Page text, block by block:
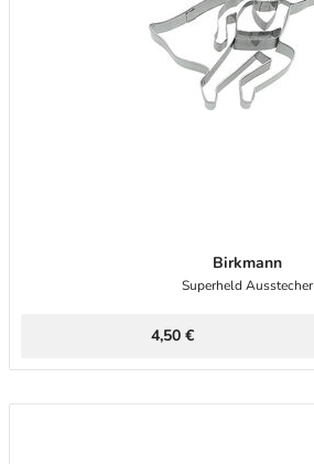
Birkmann
Superheld Ausstecher
4,50 €